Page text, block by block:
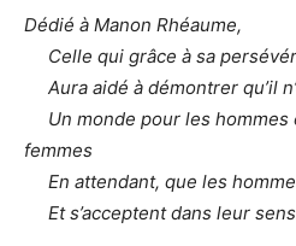
Dédié à Manon Rhéaume,
Celle qui grâce à sa
Aura aidé à démontrer qu’il
Un monde pour les hommes
femmes
En attendant, que les
Et s’acceptent dans leur